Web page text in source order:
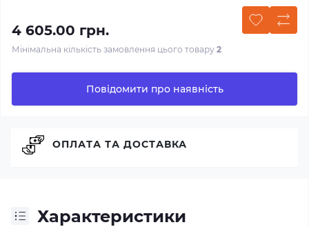
4 605.00 грн.
Мінімальна кількість замовлення цього товару 2
Повідомити про наявність
Характеристики
ОПЛАТА ТА ДОСТАВКА